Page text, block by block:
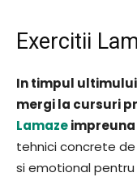
Exercitii
In timpul
mergi la cursuri
Lamaze
tehnici concrete
si emotional